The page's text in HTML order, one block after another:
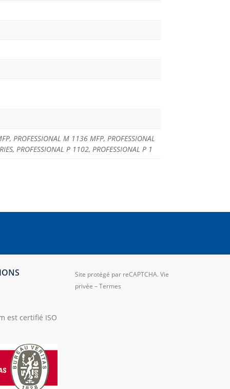
PROFESSIONAL M 1136 MFP, PROFESSIONAL
PROFESSIONAL P 1102, PROFESSIONAL P 1
est certifié ISO
Site protégé par reCAPTCHA.Vie
privée –Termes